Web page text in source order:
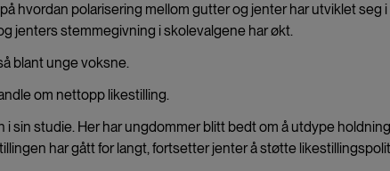
hvordan polarisering mellom gutter og jenter har utviklet seg i
jenters stemmegivning i skolevalgene har økt.
blant unge voksne.
om nettopp likestilling.
sin studie. Her har ungdommer blitt bedt om å utdype
har gått for langt, fortsetter jenter å støtte